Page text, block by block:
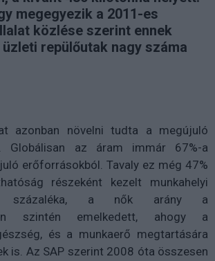
megegyezik a 2011-es
közlése szerint ennek
repülőutak nagy száma
azonban növelni tudta a megújuló
Globálisan az áram immár 67%-a
erőforrásokból. Tavaly ez még 47%
részeként kezelt munkahelyi
százaléka, a nők arány a
szintén emelkedett, ahogy a
és a munkaerő megtartására
is. Az SAP szerint 2008 óta összesen